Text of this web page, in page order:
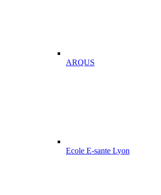
ARQUS
Ecole E-sante Lyon